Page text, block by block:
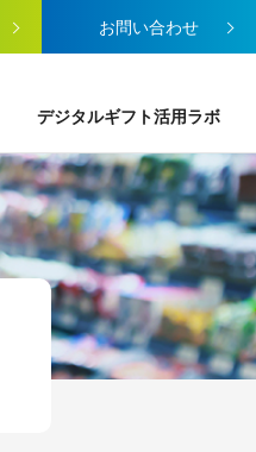
お問い合わせ
デジタルギフト活用ラボ